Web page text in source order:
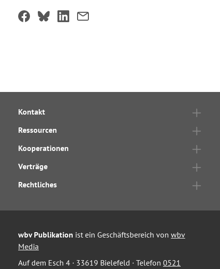
Kontakt
Ressourcen
Kooperationen
Verträge
Rechtliches
wbv Publikation ist ein Geschäftsbereich von wbv
Media
Auf dem Esch 4 · 33619 Bielefeld · Telefon 0521